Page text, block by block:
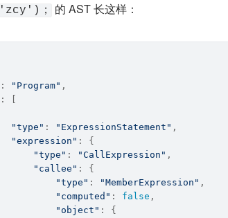
； 的 AST 长这样：
: "Program" ,
: [
"type" : "ExpressionStatement" ,
"expression" : {
"type" : "CallExpression" ,
"callee" : {
"type" : "MemberExpression" ,
"computed" : false ,
"object" : {